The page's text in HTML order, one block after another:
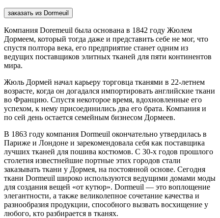
заказать из Dormeuil
Компания Doremeuil была основана в 1842 году Жюлем
Дормеем, который тогда даже и представить себе не мог, что
спустя полтора века, его предприятие станет одним из
ведущих поставщиков элитных тканей для пяти континентов
мира.
Жюль Дормей начал карьеру торговца тканями в 22-летнем
возрасте, когда он догадался импортировать английские ткани
во Францию. Спустя некоторое время, вдохновленные его
успехом, к нему присоединились два его брата. Компания и
по сей день остается семейным бизнесом Дормеев.
В 1863 году компания Dormeuil окончательно утвердилась в
Париже и Лондоне и зарекомендовала себя как поставщика
лучших тканей для пошива костюмов. C 30-х годов прошлого
столетия известнейшие портные этих городов стали
заказывать ткани у Дормея, на постоянной основе. Сегодня
ткани Dormeuil широко используются ведущими домами моды
для создания вещей «от кутюр». Dormeuil — это воплощение
элегантности, а также великолепное сочетание качества и
разнообразия продукции, способного вызвать восхищение у
любого, кто разбирается в тканях.